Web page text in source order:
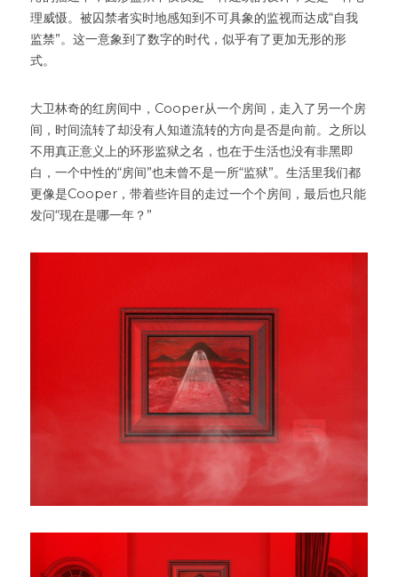
理威慑。被囚禁者实时地感知到不可具象的监视而达成“自我
监禁”。这一意象到了数字的时代，似乎有了更加无形的形
式。
大卫林奇的红房间中，Cooper从一个房间，走入了另一个房
间，时间流转了却没有人知道流转的方向是否是向前。之所以
不用真正意义上的环形监狱之名，也在于生活也没有非黑即
白，一个中性的“房间”也未曾不是一所“监狱”。生活里我们都
更像是Cooper，带着些许目的走过一个个房间，最后也只能
发问“现在是哪一年？”